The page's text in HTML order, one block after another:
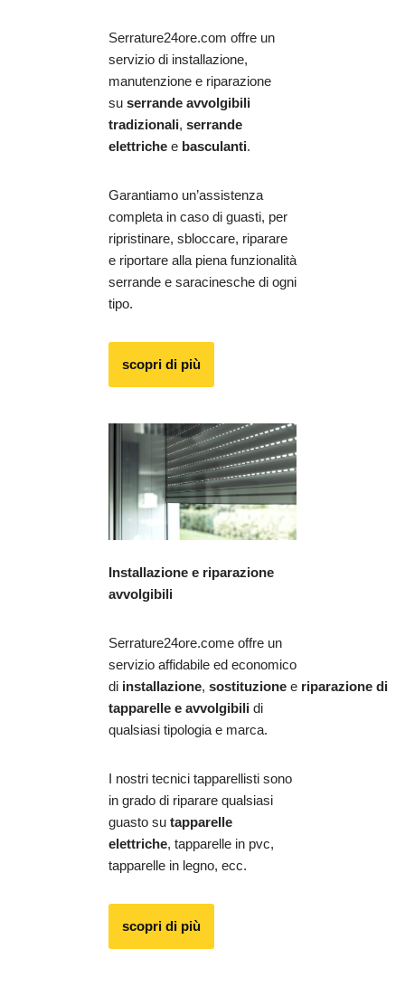
Serrature24ore.com offre un
servizio di installazione,
manutenzione e riparazione
su serrande avvolgibili
tradizionali, serrande
elettriche e basculanti.
Garantiamo un’assistenza
completa in caso di guasti, per
ripristinare, sbloccare, riparare
e riportare alla piena funzionalità
serrande e saracinesche di ogni
tipo.
scopri di più
Installazione e riparazione
avvolgibili
Serrature24ore.come offre un
servizio affidabile ed economico
di installazione, sostituzione e riparazione di
tapparelle e avvolgibili di
qualsiasi tipologia e marca.
I nostri tecnici tapparellisti sono
in grado di riparare qualsiasi
guasto su tapparelle
elettriche, tapparelle in pvc,
tapparelle in legno, ecc.
scopri di più